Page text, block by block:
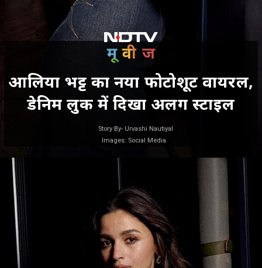
आलिया भट्ट का नया फोटोशूट वायरल,
डेनिम लुक में दिखा अलग स्टाइल
Images: Social Media
Story By- Urvashi Nautiyal